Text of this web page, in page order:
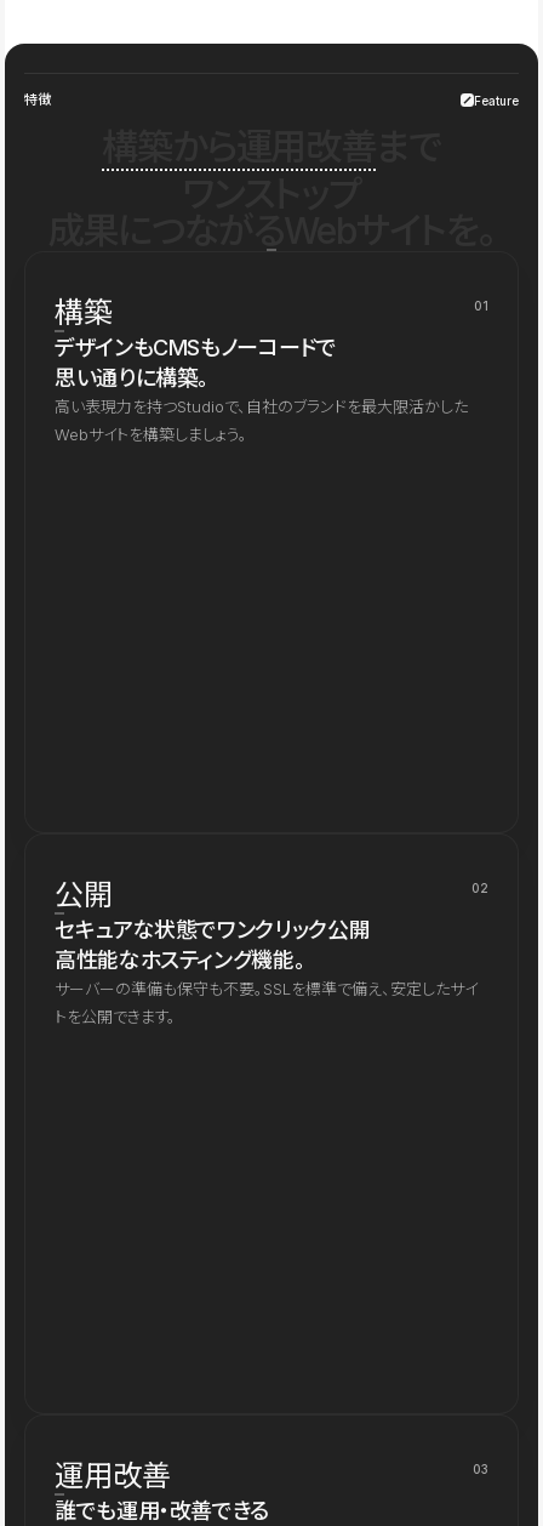
特徴 Feature
構築 01
デザインもCMSもノーコードで
思い通りに構築。
高い表現力を持つStudioで、自社のブランドを最大限活かした
Webサイトを構築しましょう。
公開 02
セキュアな状態でワンクリック公開
高性能なホスティング機能。
サーバーの準備も保守も不要。SSLを標準で備え、安定したサイ
トを公開できます。
運用改善 03
誰でも運用・改善できる